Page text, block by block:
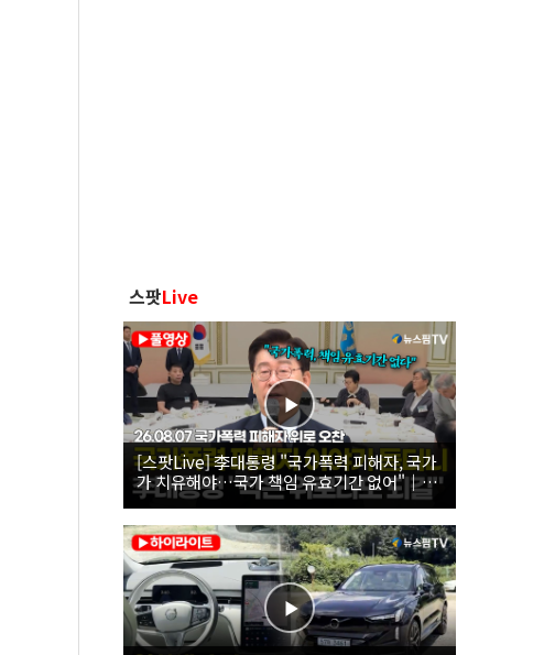
스팟Live
[스팟Live] 李대통령 "국가폭력 피해자, 국가
가 치유해야…국가 책임 유효기간 없어"｜
26.08.07 국가폭력 피해자 위로 오찬